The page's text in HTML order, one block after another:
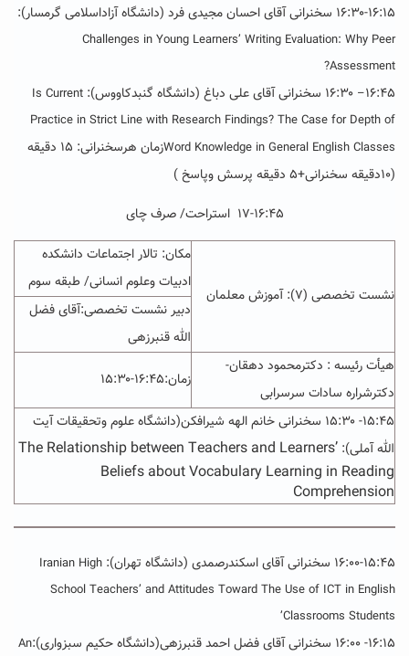
۱۶:۳۰-۱۶:۱۵ سخنرانی آقای احسان مجیدی فرد (دانشگاه آزاداسلامی گرمسار):
Challenges in Young Learners’ Writing Evaluation: Why Peer
Assessment?
۱۶:۴۵– ۱۶:۳۰ سخنرانی آقای علی دباغ (دانشگاه گنبدکاووس): Is Current
Practice in Strict Line with Research Findings? The Case for Depth of
Word Knowledge in General English Classes
زمان هرسخنرانی: ۱۵ دقیقه
(۱۰دقیقه سخنرانی+۵ دقیقه پرسش وپاسخ )
۱۷-۱۶:۴۵ استراحت/ صرف چای
نشست تخصصی (۷): آموزش معلمان
مکان: تالار اجتماعات دانشکده
ادبیات وعلوم انسانی/ طبقه سوم
دبیر نشست تخصصی:آقای فضل
الله قنبرزهی
هیأت رئیسه : دکترمحمود دهقان-
دکترشراره سادات سرسرابی
زمان:۱۶:۴۵-۱۵:۳۰
۱۵:۴۵- ۱۵:۳۰ سخنرانی خانم الهه شیرافکن(دانشگاه علوم وتحقیقات آیت
الله آملی):
The Relationship between Teachers and Learners’
Beliefs about Vocabulary Learning in Reading
Comprehension
۱۶:۰۰-۱۵:۴۵ سخنرانی آقای اسکندرصمدی (دانشگاه تهران): Iranian High
School Teachers’ and Attitudes Toward The Use of ICT in English
Classrooms Students’
۱۶:۱۵- ۱۶:۰۰ سخنرانی آقای فضل احمد قنبرزهی(دانشگاه حکیم سبزواری):
An